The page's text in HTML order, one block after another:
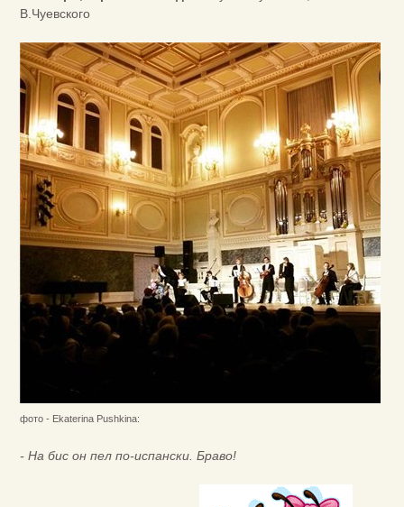
В.Чуевского
фото - Ekaterina Pushkina:
- На бис он пел по-испански. Браво!